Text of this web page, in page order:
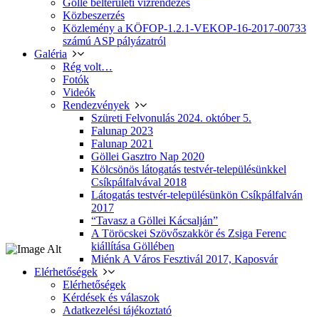
Gölle belterületi vízrendezés
Közbeszerzés
Közlemény a KÖFOP-1.2.1-VEKOP-16-2017-00733
számú ASP pályázatról
Galéria
Rég volt…
Fotók
Videók
Rendezvények
Szüreti Felvonulás 2024. október 5.
Falunap 2023
Falunap 2021
Göllei Gasztro Nap 2020
Kölcsönös látogatás testvér-településünkkel
Csíkpálfalvával 2018
Látogatás testvér-településünkön Csíkpálfalván
2017
“Tavasz a Göllei Kácsalján”
A Töröcskei Szövőszakkör és Zsiga Ferenc
kiállítása Göllében
Miénk A Város Fesztivál 2017, Kaposvár
Elérhetőségek
Elérhetőségek
Kérdések és válaszok
Adatkezelési tájékoztató